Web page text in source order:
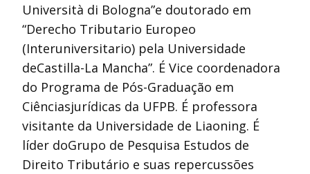
Università di Bologna”e doutorado em
“Derecho Tributario Europeo
(Interuniversitario) pela Universidade
deCastilla-La Mancha”. É Vice coordenadora
do Programa de Pós-Graduação em
Ciênciasjurídicas da UFPB. É professora
visitante da Universidade de Liaoning. É
líder doGrupo de Pesquisa Estudos de
Direito Tributário e suas repercussões